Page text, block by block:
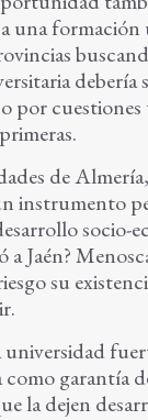
una formación
por
de
instrumento
socio-
Jaén?
su
universidad
garantía
la dejen